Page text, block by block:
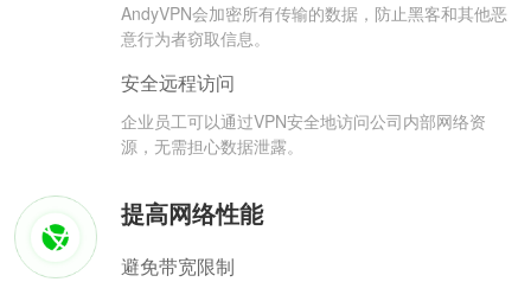
AndyVPN会加密所有传输的数据，防止黑客和其他恶
意行为者窃取信息。
安全远程访问
企业员工可以通过VPN安全地访问公司内部网络资
源，无需担心数据泄露。
提高网络性能
避免带宽限制